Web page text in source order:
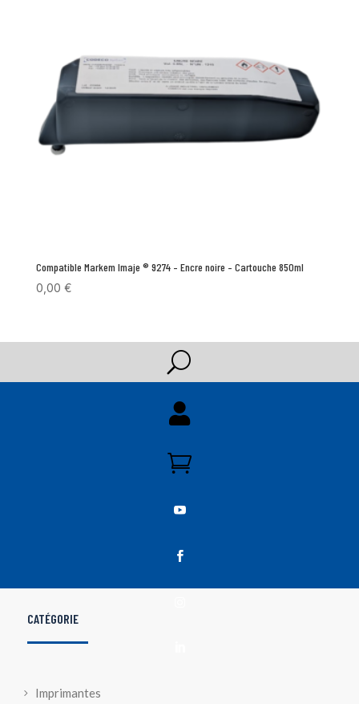
Compatible Markem Imaje ® 9274 – Encre noire – Cartouche 850ml
0,00 €
U




CATÉGORIE
Imprimantes